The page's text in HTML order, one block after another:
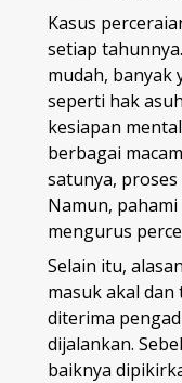
Kasus
setiap
mudah, banyak
seperti hak
kesiapan
berbagai
satunya,
Namun,
mengurus
Selain itu,
masuk akal dan
diterima
dijalankan.
baiknya